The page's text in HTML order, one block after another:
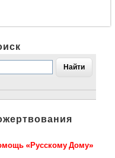
«Русскому Дому»